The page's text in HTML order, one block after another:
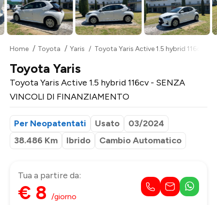
Home Toyota Yaris Toyota Yaris Active 1.5 hybrid 116cv -
Toyota Yaris
Toyota Yaris Active 1.5 hybrid 116cv - SENZA
VINCOLI DI FINANZIAMENTO
Per Neopatentati Usato
03/2024
38.486 Km
Ibrido Cambio Automatico
Tua a partire da:
€ 8 /giorno